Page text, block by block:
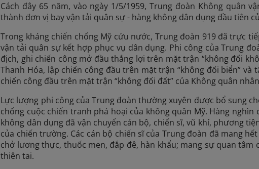
Cách đây 65 năm, vào ngày 1/5/1959, Trung đoàn Không quân
thành đơn vị bay vận tải quân sự - hàng không dân dụng đầu tiên
Trong kháng chiến chống Mỹ cứu nước, Trung đoàn 919 đã trực
vận tải quân sự kết hợp phục vụ dân dụng. Phi công của Trung
địch, ghi chiến công mở đầu thắng lợi trên mặt trận “không đối
Thanh Hóa, lập chiến công đầu trên mặt trận “không đối biển”
chiến công đầu trên mặt trận “không đối đất” của Không quân
Lực lượng phi công của Trung đoàn thường xuyên được bổ sung
chống cuộc chiến tranh phá hoại của không quân Mỹ. Hàng
không dân dụng đã vận chuyển cán bộ, chiến sĩ, vũ khí, phương
của chiến trường. Các cán bộ chiến sĩ của Trung đoàn đã mang
chở lương thực, thuốc men, đắp đê, hàn khẩu; mang sự quan
thiên tai.